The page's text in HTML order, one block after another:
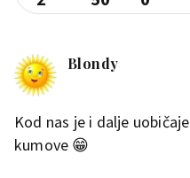
Blondy
Kod nas je i dalje
kumove 😁